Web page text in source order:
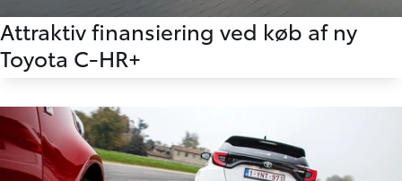
Attraktiv finansiering ved køb af ny
Toyota C-HR+